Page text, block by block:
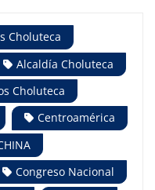
Choluteca
Alcaldía Choluteca
Choluteca
Centroamérica
Congreso Nacional